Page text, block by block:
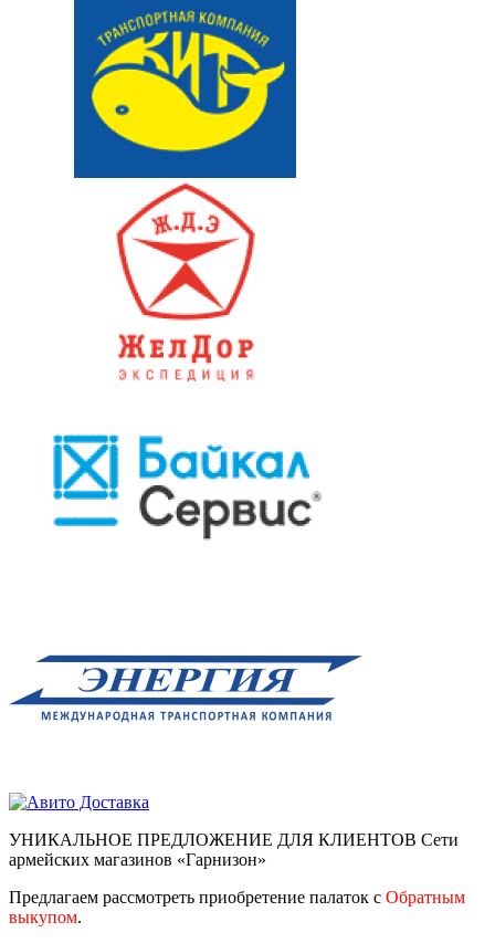
УНИКАЛЬНОЕ ПРЕДЛОЖЕНИЕ ДЛЯ КЛИЕНТОВ Сети
армейских магазинов «Гарнизон»
Предлагаем рассмотреть приобретение палаток с Обратным
выкупом.